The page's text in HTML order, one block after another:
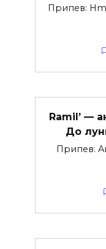
Припев:
Ramil’ —
До
Припев: